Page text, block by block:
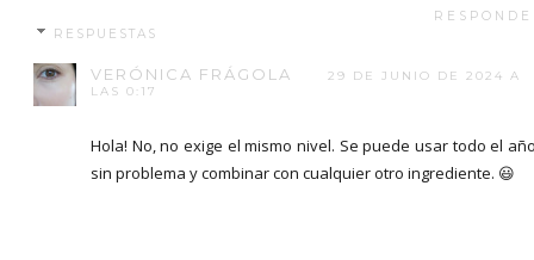
RESPUESTAS
VERÓNICA FRÁGOLA
29 DE JUNIO DE 2024 A
LAS 0:17
Hola! No, no exige el mismo nivel. Se puede usar todo el
sin problema y combinar con cualquier otro ingrediente. 😃